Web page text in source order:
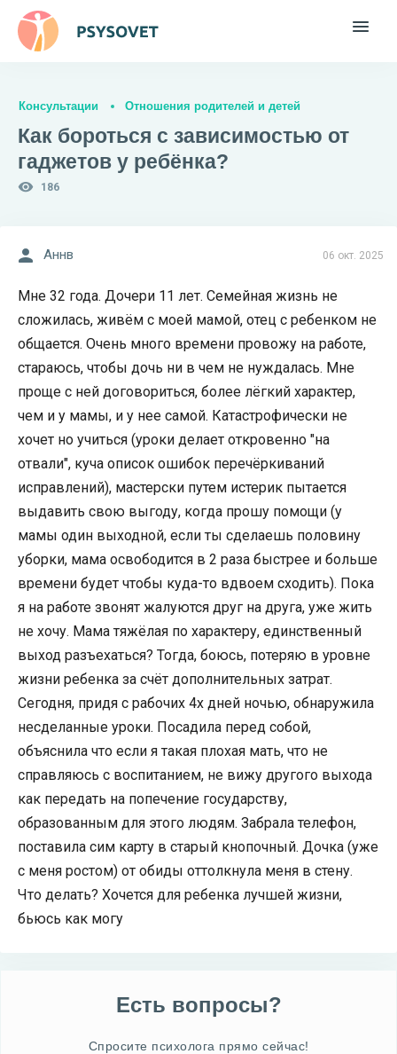
Консультации Отношения родителей и детей
Как бороться с зависимостью от
гаджетов у ребёнка?
186
06 окт. 2025
Аннв
Мне 32 года. Дочери 11 лет. Семейная жизнь не
сложилась, живём с моей мамой, отец с ребенком не
общается. Очень много времени провожу на работе,
стараюсь, чтобы дочь ни в чем не нуждалась. Мне
проще с ней договориться, более лёгкий характер,
чем и у мамы, и у нее самой. Катастрофически не
хочет но учиться (уроки делает откровенно "на
отвали", куча описок ошибок перечёркиваний
исправлений), мастерски путем истерик пытается
выдавить свою выгоду, когда прошу помощи (у
мамы один выходной, если ты сделаешь половину
уборки, мама освободится в 2 раза быстрее и больше
времени будет чтобы куда-то вдвоем сходить). Пока
я на работе звонят жалуются друг на друга, уже жить
не хочу. Мама тяжёлая по характеру, единственный
выход разъехаться? Тогда, боюсь, потеряю в уровне
жизни ребенка за счёт дополнительных затрат.
Сегодня, придя с рабочих 4х дней ночью, обнаружила
несделанные уроки. Посадила перед собой,
объяснила что если я такая плохая мать, что не
справляюсь с воспитанием, не вижу другого выхода
как передать на попечение государству,
образованным для этого людям. Забрала телефон,
поставила сим карту в старый кнопочный. Дочка (уже
с меня ростом) от обиды оттолкнула меня в стену.
Что делать? Хочется для ребенка лучшей жизни,
бьюсь как могу
Есть вопросы?
Спросите психолога прямо сейчас!